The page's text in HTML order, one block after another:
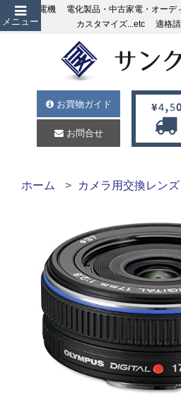
メニュー
サンクス電機 電化製品・中古家電・オー
カスタマイズ...etc 適格
お買物ガイド
お問合せ
ホーム カメラ用交換レンズ